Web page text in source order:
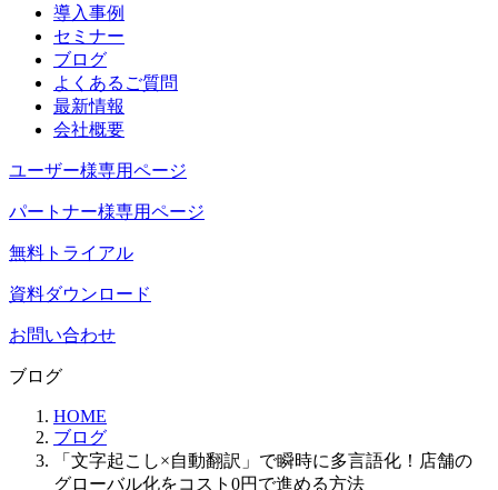
導入事例
セミナー
ブログ
よくあるご質問
最新情報
会社概要
ユーザー様専用ページ
パートナー様専用ページ
無料トライアル
資料ダウンロード
お問い合わせ
ブログ
HOME
ブログ
「文字起こし×自動翻訳」で瞬時に多言語化！店舗の
グローバル化をコスト0円で進める方法